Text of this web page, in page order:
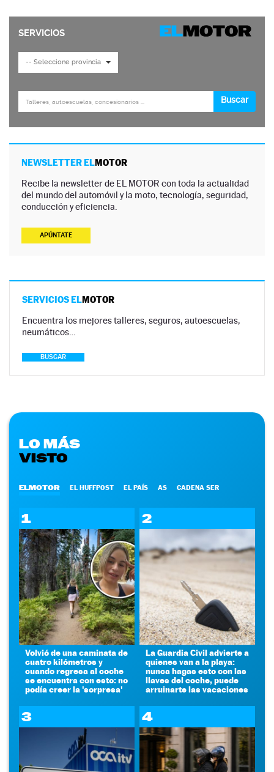
NEWSLETTER ELMOTOR
Recibe la newsletter de EL MOTOR con toda la actualidad
del mundo del automóvil y la moto, tecnología, seguridad,
conducción y eficiencia.
APÚNTATE
SERVICIOS ELMOTOR
Encuentra los mejores talleres, seguros, autoescuelas,
neumáticos…
BUSCAR
LO MÁS
VISTO
ELMOTOR EL HUFFPOST EL PAÍS AS CADENA SER
1
Volvió de una caminata de
cuatro kilómetros y
cuando regresa al coche
se encuentra con esto: no
podía creer la 'sorpresa'
2
La Guardia Civil advierte a
quienes van a la playa:
nunca hagas esto con las
llaves del coche, puede
arruinarte las vacaciones
3 4